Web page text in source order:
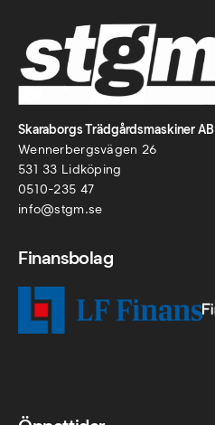
Skaraborgs Trädgårdsmaskiner AB
Wennerbergsvägen 26
531 33 Lidköping
0510-235 47
info@stgm.se
Finansbolag